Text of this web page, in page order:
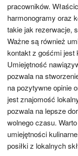
pracowników.
harmonogramy oraz
takie jak rezerwacje,
Ważne są również
kontakt z gośćmi jest
Umiejętność
pozwala na
na pozytywne opinie
jest znajomość
pozwala na lepsze
wolnego czasu.
umiejętności
posiłki z lokalnych